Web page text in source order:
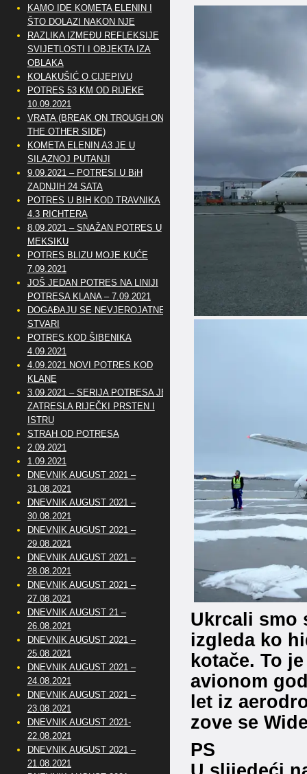
Ukrcali smo
izgleda ko
kotače. To
avionom
let iz
zove se
PS
KAMO IDE KOMETA ELENIN I
ŠTO DOLAZI NAKON NJE
RAZLIKA IZMEĐU REFLEKSIJE
SVIJETLOSTI I OBJEKTA IZA
OBLAKA
KOLAKUŠIĆ O CIJEPIVU
POTRES 53 KM OD RIJEKE
10.09.2021
VRATA (BREAK ON TROUGH ON
THE OTHER SIDE)
KOMETA ELENIN A3 JE U
SILAZNOJ PUTANJI
9.09.2021 – POTRESI U BiH
ZADNJIH 24 SATA
POTRES U BIH KOD TRAVNIKA
4.3 RICHTERA
8.09.2021 – SNAŽAN POTRES U
MEKSIKU
POTRES BLIZU MOJE KUĆE
7.09.2021
JOŠ JEDAN POTRES NA LINIJI
POTRESA KLANA – 7.09.2021
DOGAĐAJU SE NEVJEROJATNE
STVARI
POTRES KOD ŠIBENIKA
4.09.2021
4.09.2021 NOVI POTRES KOD
KLANE
3.09.2021 – SERIJA POTRESA JE
ZATRESLA RIJEČKI PRSTEN I
ISTRU
STRAH OD POTRESA
2.09.2021
1.09.2021
DNEVNIK AUGUST 2021 –
31.08.2021
DNEVNIK AUGUST 2021 –
30.08.2021
DNEVNIK AUGUST 2021 –
29.08.2021
DNEVNIK AUGUST 2021 –
28.08.2021
DNEVNIK AUGUST 2021 –
27.08.2021
DNEVNIK AUGUST 21 –
26.08.2021
DNEVNIK AUGUST 2021 –
25.08.2021
DNEVNIK AUGUST 2021 –
24.08.2021
DNEVNIK AUGUST 2021 –
23.08.2021
DNEVNIK AUGUST 2021-
22.08.2021
DNEVNIK AUGUST 2021 –
21.08.2021